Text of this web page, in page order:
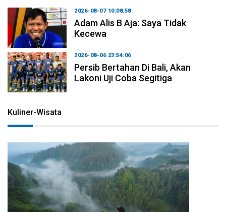
2026-08-07 10:08:58
Adam Alis B Aja: Saya Tidak
Kecewa
2026-08-06 23:54:06
Persib Bertahan Di Bali, Akan
Lakoni Uji Coba Segitiga
Kuliner-Wisata